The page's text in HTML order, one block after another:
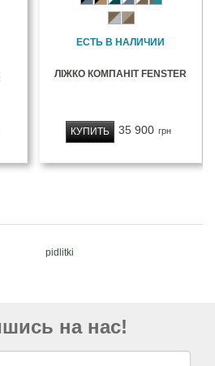
ЕСТЬ В НАЛИЧИИ
ЛІЖКО КОМПАНІТ FENSTER
35 900 грн
КУПИТЬ
pidlitki
на нас!